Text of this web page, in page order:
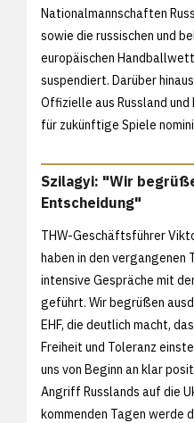
Nationalmannschaften
sowie die russischen und
europäischen
suspendiert. Darüber
Offizielle aus Russland
für zukünftige Spiele
Szilagyi: "Wir
Entscheidung"
THW-Geschäftsführer
haben in den vergangenen
intensive Gespräche mit
geführt. Wir begrüßen
EHF, die deutlich macht,
Freiheit und Toleranz
uns von Beginn an klar
Angriff Russlands auf die
kommenden Tagen werde